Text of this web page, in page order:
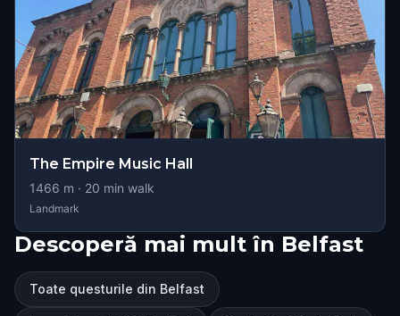
The Empire Music Hall
1466 m · 20 min walk
Landmark
Descoperă mai mult în Belfast
Toate questurile din Belfast